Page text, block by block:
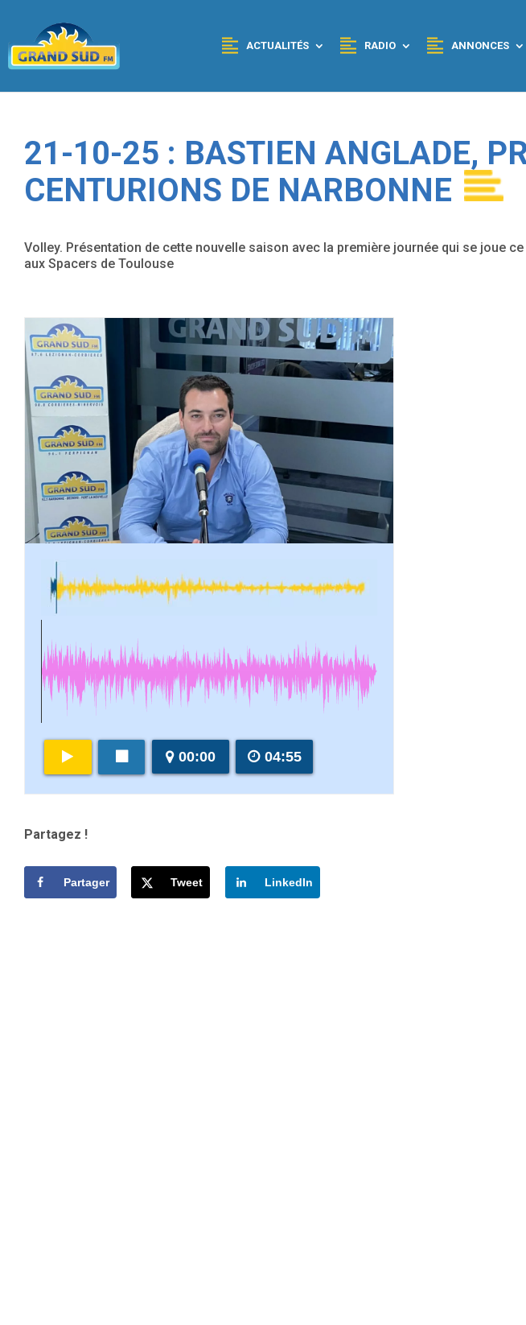
ACTUALITÉS RADIO ANNONCES
21-10-25 : BASTIEN ANGLADE,
CENTURIONS DE NARBONNE
Volley. Présentation de cette nouvelle saison avec la première journée qui se joue
aux Spacers de Toulouse
00:00 04:55
Partagez !
Partager Tweet LinkedIn